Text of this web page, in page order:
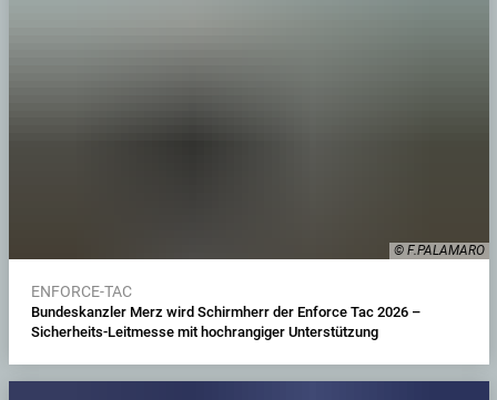
© F.PALAMARO
ENFORCE-TAC
Bundeskanzler Merz wird Schirmherr der Enforce Tac 2026 –
Sicherheits-Leitmesse mit hochrangiger Unterstützung